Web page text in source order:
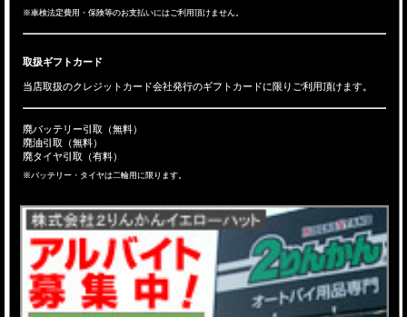
※車検法定費用・保険等のお支払いにはご利用頂けません。
取扱ギフトカード
当店取扱のクレジットカード会社発行のギフトカードに限りご利用頂けます。
廃バッテリー引取（無料）
廃油引取（無料）
廃タイヤ引取（有料）
※バッテリー・タイヤは二輪用に限ります。